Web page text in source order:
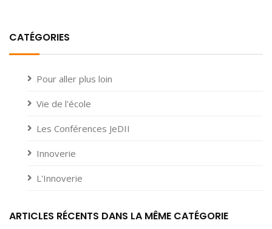
CATÉGORIES
Pour aller plus loin
Vie de l'école
Les Conférences JeDII
Innoverie
L'Innoverie
ARTICLES RÉCENTS DANS LA MÊME CATÉGORIE